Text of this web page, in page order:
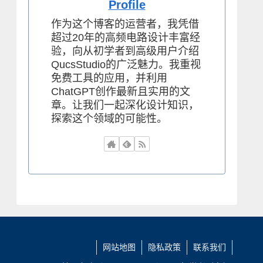
Profile
作为这个博客的运营者，我凭借
超过20年的高频电路设计丰富经
验，向从初学者到高级用户介绍
QucsStudio的广泛魅力。我重视
免费工具的应用，并利用
ChatGPT创作最新且实用的文
章。让我们一起深化设计知识，
探索这个领域的可能性。
网站地图 隐私政策 联系我们